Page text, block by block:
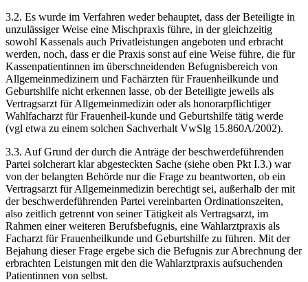
3.2. Es wurde im Verfahren weder behauptet, dass der Beteiligte in
unzulässiger Weise eine Mischpraxis führe, in der gleichzeitig
sowohl Kassenals auch Privatleistungen angeboten und erbracht
werden, noch, dass er die Praxis sonst auf eine Weise führe, die für
Kassenpatientinnen im überschneidenden Befugnisbereich von
Allgemeinmedizinern und Fachärzten für Frauenheilkunde und
Geburtshilfe nicht erkennen lasse, ob der Beteiligte jeweils als
Vertragsarzt für Allgemeinmedizin oder als honorarpflichtiger
Wahlfacharzt für Frauenheil-kunde und Geburtshilfe tätig werde
(vgl etwa zu einem solchen Sachverhalt VwSlg 15.860A/2002).
3.3. Auf Grund der durch die Anträge der beschwerdeführenden
Partei solcherart klar abgesteckten Sache (siehe oben Pkt I.3.) war
von der belangten Behörde nur die Frage zu beantworten, ob ein
Vertragsarzt für Allgemeinmedizin berechtigt sei, außerhalb der mit
der beschwerdeführenden Partei vereinbarten Ordinationszeiten,
also zeitlich getrennt von seiner Tätigkeit als Vertragsarzt, im
Rahmen einer weiteren Berufsbefugnis, eine Wahlarztpraxis als
Facharzt für Frauenheilkunde und Geburtshilfe zu führen. Mit der
Bejahung dieser Frage ergebe sich die Befugnis zur Abrechnung der
erbrachten Leistungen mit den die Wahlarztpraxis aufsuchenden
Patientinnen von selbst.